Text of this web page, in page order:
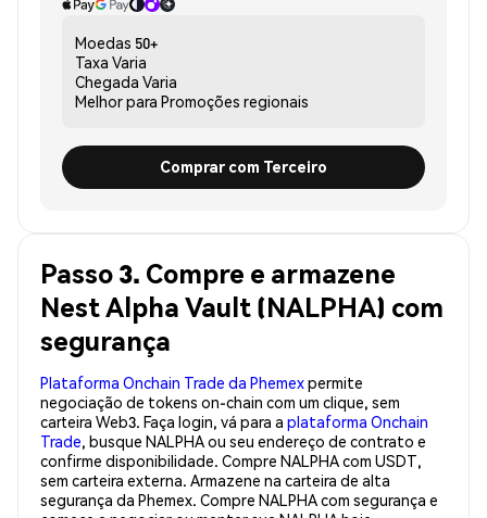
Moedas 50+
Taxa Varia
Chegada Varia
Melhor para Promoções regionais
Comprar com Terceiro
Passo 3. Compre e armazene
Nest Alpha Vault (NALPHA) com
segurança
Plataforma Onchain Trade da Phemexpermite
negociação de tokens on-chain com um clique, sem
carteira Web3. Faça login, vá para a plataforma Onchain
Trade, busque NALPHA ou seu endereço de contrato e
confirme disponibilidade. Compre NALPHA com USDT,
sem carteira externa. Armazene na carteira de alta
segurança da Phemex. Compre NALPHA com segurança e